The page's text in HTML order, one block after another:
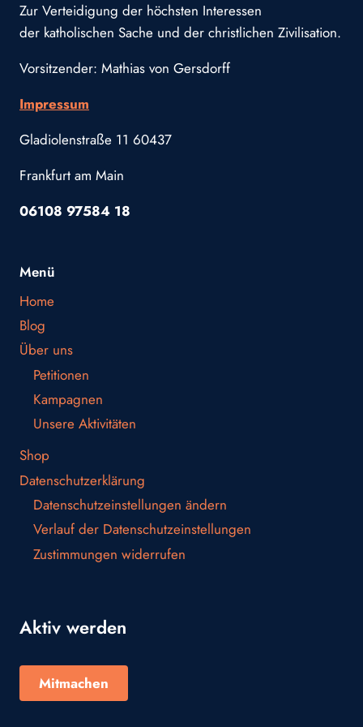
Zur Verteidigung der höchsten Interessen
der katholischen Sache und der christlichen Zivilisation.
Vorsitzender: Mathias von Gersdorff
Impressum
Gladiolenstraße 11 60437
Frankfurt am Main
06108 97584 18
Menü
Home
Blog
Über uns
Petitionen
Kampagnen
Unsere Aktivitäten
Shop
Datenschutzerklärung
Datenschutzeinstellungen ändern
Verlauf der Datenschutzeinstellungen
Zustimmungen widerrufen
Aktiv werden
Mitmachen